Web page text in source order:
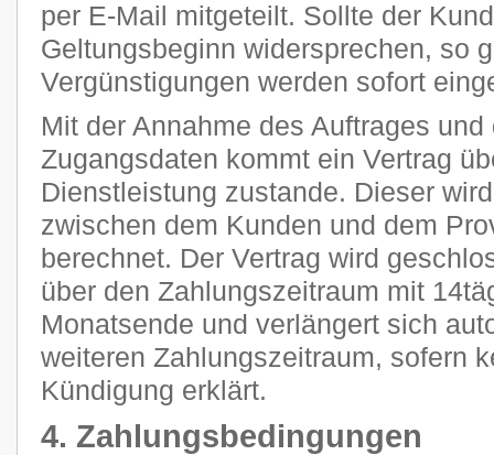
per E-Mail mitgeteilt. Sollte der
Geltungsbeginn widersprechen, so
Vergünstigungen werden sofort
Mit der Annahme des Auftrages und
Zugangsdaten kommt ein Vertrag
Dienstleistung zustande. Dieser
zwischen dem Kunden und dem
berechnet. Der Vertrag wird
über den Zahlungszeitraum mit
Monatsende und verlängert sich
weiteren Zahlungszeitraum, sofern
Kündigung erklärt.
4. Zahlungsbedingungen